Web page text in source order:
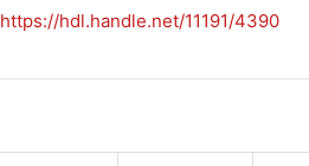
https://hdl.handle.net/11191/4390